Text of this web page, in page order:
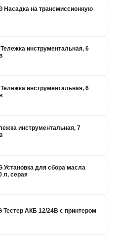
Насадка на трансмиссионную
инструментальная, 6
инструментальная, 6
инструментальная, 7
Установка для сбора масла
л, серая
Тестер АКБ 12/24В с принтером